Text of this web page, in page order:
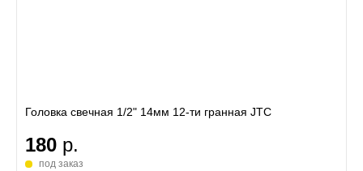
Головка свечная 1/2" 14мм 12-ти гранная JTC
180 р.
под заказ